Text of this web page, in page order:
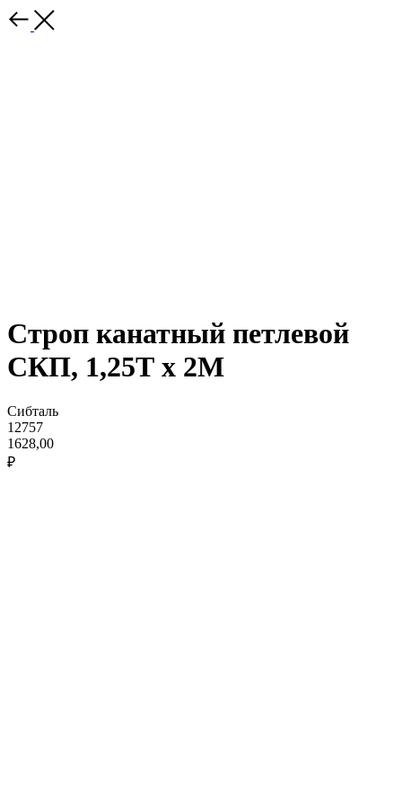
Строп канатный петлевой
СКП, 1,25Т x 2М
Сибталь
12757
1628,00
₽